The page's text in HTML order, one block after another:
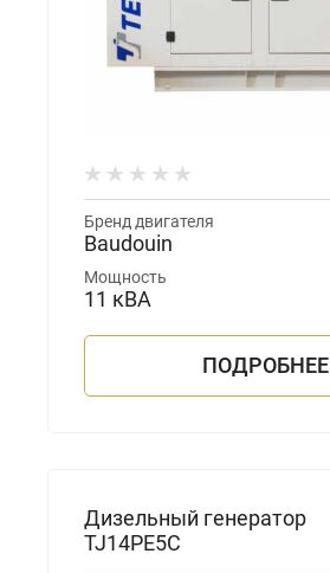
Бренд двигателя
Baudouin
Мощность
11 кВА
ПОДРОБНЕЕ
Дизельный генератор
TJ14PE5C